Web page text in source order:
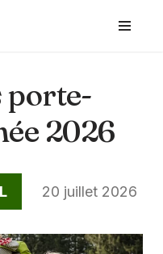
porte-
2026
20 juillet 2026